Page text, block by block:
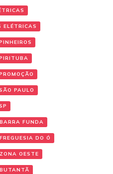
ELÉTRICAS
PAULO
FUNDA
DO Ó
OESTE